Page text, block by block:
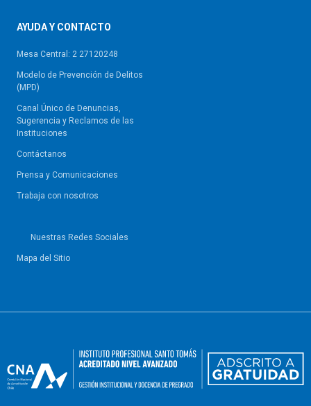
AYUDA Y CONTACTO
Mesa Central: 2 27120248
Modelo de Prevención de Delitos
(MPD)
Canal Único de Denuncias,
Sugerencia y Reclamos de las
Instituciones
Contáctanos
Prensa y Comunicaciones
Trabaja con nosotros
Nuestras Redes Sociales
Mapa del Sitio